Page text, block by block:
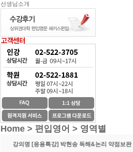
이 달의 베스트강
스타강사진의 강의
SNS나 페이지를
환급이라는 조건이
수강제한이 없어
방대한 자료와 데
중간에 정리된 자
건국대학교 최종합격 정*훈
이화여자대학교 최종합격 김*현
중앙대학교 최종합격 이*준
서울시립대학교 최종합격 한*현
홍익대학교 최종합격 김*영
중앙대학교 최종합격 김*현
한국외국어대학교 최종합격 김*진
중앙대학교 최종합격 한*현
선생님소개
Home > 편입영어 > 영역별
강의명 [응용특강] 박현송 독해&논리 약점보완